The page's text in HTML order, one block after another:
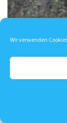
Wir verwenden